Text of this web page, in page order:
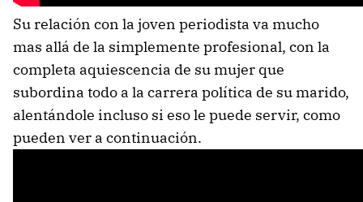
Su relación con la joven periodista va mucho
mas allá de la simplemente profesional, con la
completa aquiescencia de su mujer que
subordina todo a la carrera política de su marido,
alentándole incluso si eso le puede servir, como
pueden ver a continuación.